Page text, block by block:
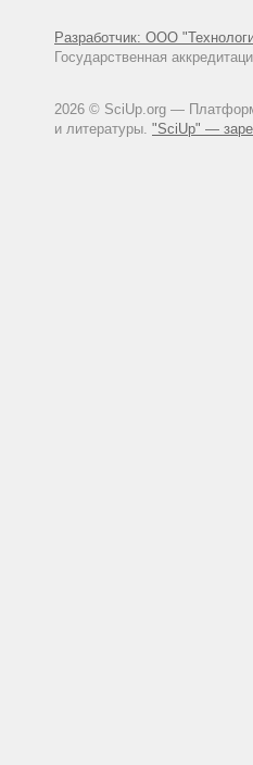
Разработчик: ООО
Государственная
2026 © SciUp.org —
и литературы. "SciUp" —